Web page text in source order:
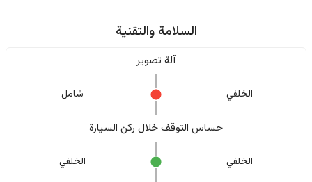
السلامة والتقنية
آلة تصوير
الخلفي شامل
حساس التوقف خلال ركن السيارة
الخلفي الخلفي